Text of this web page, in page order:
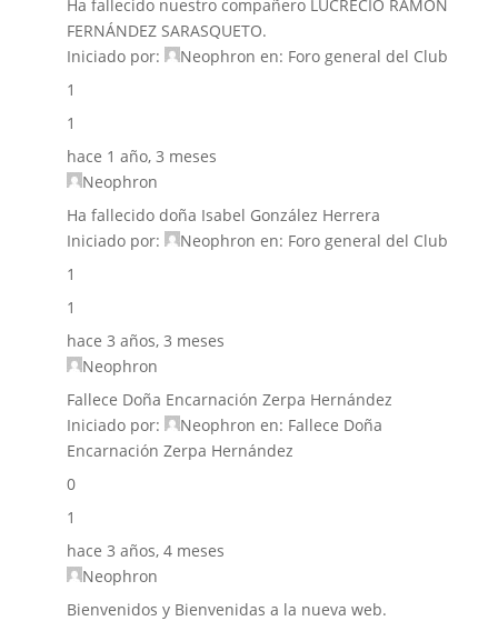
Ha fallecido nuestro compañero LUCRECIO RAMÓN
FERNÁNDEZ SARASQUETO.
Iniciado por:
Neophron en: Foro general del Club
1
1
hace 1 año, 3 meses
Neophron
Ha fallecido doña Isabel González Herrera
Iniciado por:
Neophron en: Foro general del Club
1
1
hace 3 años, 3 meses
Neophron
Fallece Doña Encarnación Zerpa Hernández
Iniciado por:
Neophron en: Fallece Doña
Encarnación Zerpa Hernández
0
1
hace 3 años, 4 meses
Neophron
Bienvenidos y Bienvenidas a la nueva web.